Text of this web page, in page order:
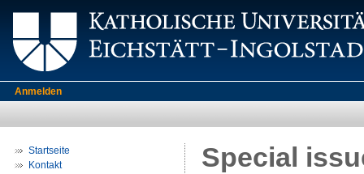
Anmelden
Startseite
Kontakt
Special